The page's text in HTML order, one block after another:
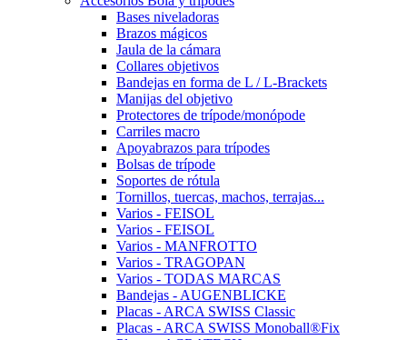
Bases niveladoras
Brazos mágicos
Jaula de la cámara
Collares objetivos
Bandejas en forma de L / L-Brackets
Manijas del objetivo
Protectores de trípode/monópode
Carriles macro
Apoyabrazos para trípodes
Bolsas de trípode
Soportes de rótula
Tornillos, tuercas, machos, terrajas...
Varios - FEISOL
Varios - FEISOL
Varios - MANFROTTO
Varios - TRAGOPAN
Varios - TODAS MARCAS
Bandejas - AUGENBLICKE
Placas - ARCA SWISS Classic
Placas - ARCA SWISS Monoball®Fix